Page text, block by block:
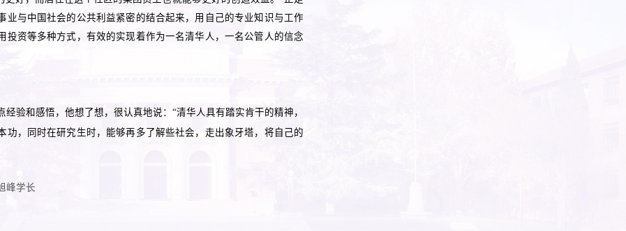
与中国社会的公共利益紧密的结合起来，用自己的专业知识与工作
投资等多种方式，有效的实现着作为一名清华人，一名公管人的信念
验和感悟，他想了想，很认真地说：“清华人具有踏实肯干的精神，
功，同时在研究生时，能够再多了解些社会，走出象牙塔，将自己的
峰学长